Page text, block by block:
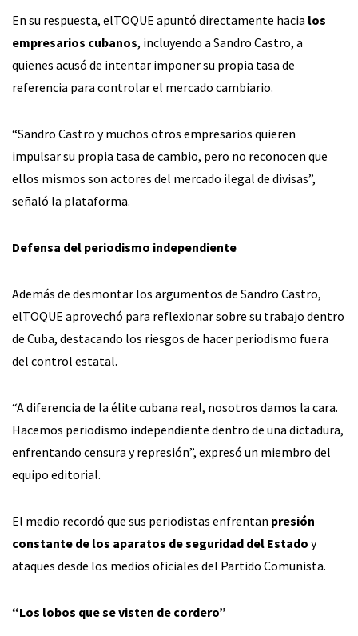
En su respuesta, elTOQUE apuntó directamente hacia los
empresarios cubanos, incluyendo a Sandro Castro, a
quienes acusó de intentar imponer su propia tasa de
referencia para controlar el mercado cambiario.
“Sandro Castro y muchos otros empresarios quieren
impulsar su propia tasa de cambio, pero no reconocen que
ellos mismos son actores del mercado ilegal de divisas”,
señaló la plataforma.
Defensa del periodismo independiente
Además de desmontar los argumentos de Sandro Castro,
elTOQUE aprovechó para reflexionar sobre su trabajo dentro
de Cuba, destacando los riesgos de hacer periodismo fuera
del control estatal.
“A diferencia de la élite cubana real, nosotros damos la cara.
Hacemos periodismo independiente dentro de una dictadura,
enfrentando censura y represión”, expresó un miembro del
equipo editorial.
El medio recordó que sus periodistas enfrentan presión
constante de los aparatos de seguridad del Estado y
ataques desde los medios oficiales del Partido Comunista.
“Los lobos que se visten de cordero”